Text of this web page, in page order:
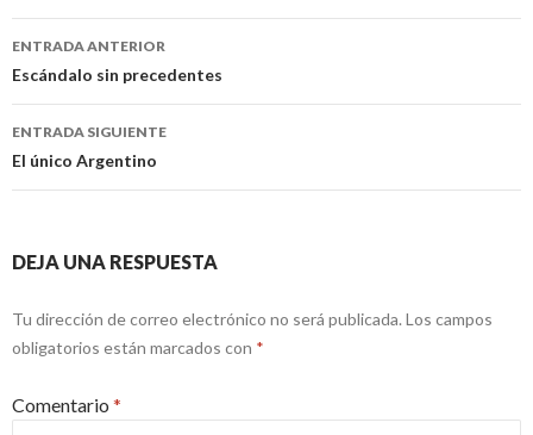
Navegación
de
entradas
ENTRADA ANTERIOR
Escándalo sin precedentes
ENTRADA SIGUIENTE
El único Argentino
DEJA UNA RESPUESTA
Tu dirección de correo electrónico no será publicada. Los campos
obligatorios están marcados con *
Comentario *